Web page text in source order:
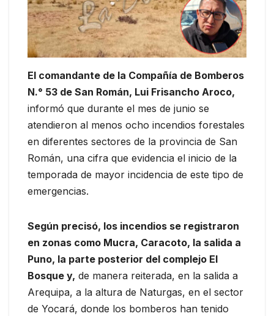
El comandante de la Compañía de Bomberos
N.° 53 de San Román, Lui Frisancho Aroco,
informó que durante el mes de junio se
atendieron al menos ocho incendios forestales
en diferentes sectores de la provincia de San
Román, una cifra que evidencia el inicio de la
temporada de mayor incidencia de este tipo de
emergencias.
Según precisó, los incendios se registraron
en zonas como Mucra, Caracoto, la salida a
Puno, la parte posterior del complejo El
Bosque y, de manera reiterada, en la salida a
Arequipa, a la altura de Naturgas, en el sector
de Yocará, donde los bomberos han tenido